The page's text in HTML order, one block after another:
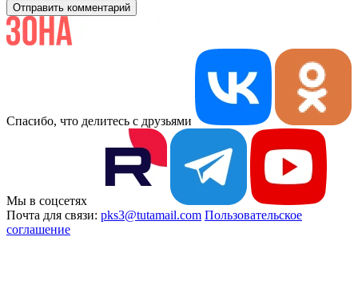
Отправить комментарий
Спасибо, что делитесь с друзьями
Мы в соцсетях
Почта для связи: pks3@tutamail.com Пользовательское
соглашение